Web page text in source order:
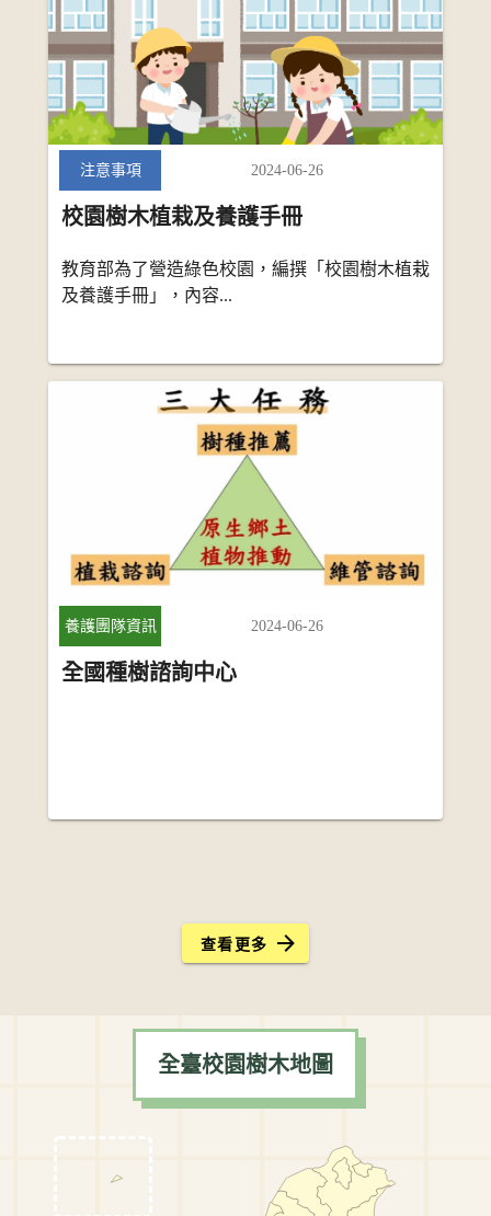
注意事項 2024-06-26
校園樹木植栽及養護手冊
教育部為了營造綠色校園，編撰「校園樹木植栽
及養護手冊」，內容...
養護團隊資訊 2024-06-26
全國種樹諮詢中心
查看更多
全臺校園樹木地圖